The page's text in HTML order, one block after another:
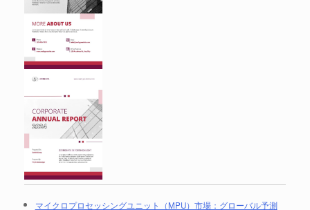
マイクロプロセッシングユニット（MPU）市場：グローバル予測